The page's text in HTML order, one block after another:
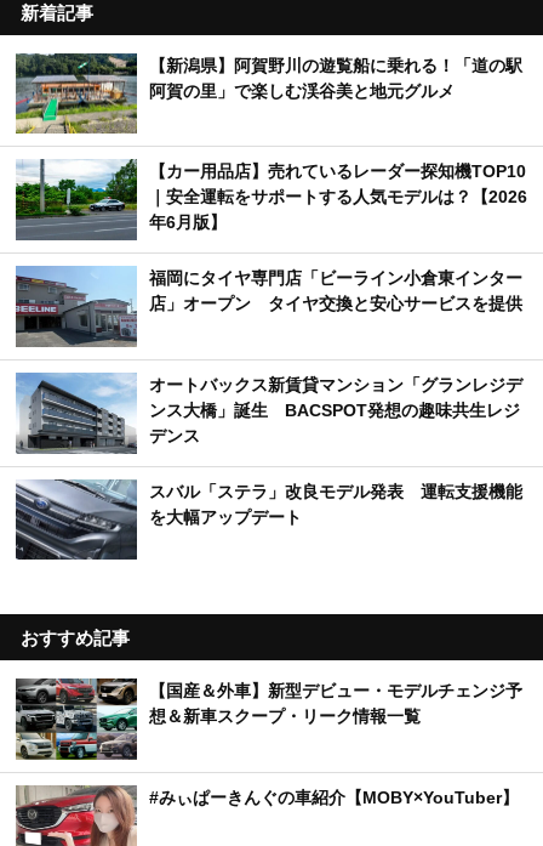
新着記事
【新潟県】阿賀野川の遊覧船に乗れる！「道の駅
阿賀の里」で楽しむ渓谷美と地元グルメ
【カー用品店】売れているレーダー探知機TOP10
｜安全運転をサポートする人気モデルは？【2026
年6月版】
福岡にタイヤ専門店「ビーライン小倉東インター
店」オープン タイヤ交換と安心サービスを提供
オートバックス新賃貸マンション「グランレジデ
ンス大橋」誕生 BACSPOT発想の趣味共生レジ
デンス
スバル「ステラ」改良モデル発表 運転支援機能
を大幅アップデート
おすすめ記事
【国産＆外車】新型デビュー・モデルチェンジ予
想＆新車スクープ・リーク情報一覧
#みぃぱーきんぐの車紹介【MOBY×YouTuber】